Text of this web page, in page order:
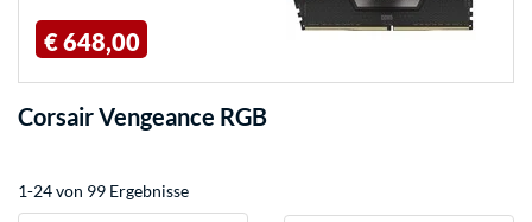
€ 648,00
Corsair Vengeance RGB
1-24 von 99 Ergebnisse